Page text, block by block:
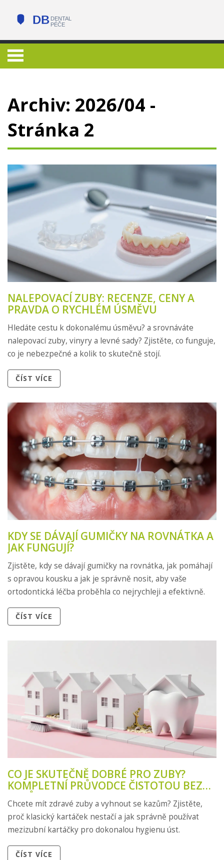
Archiv: 2026/04 -
Stránka 2
NALEPOVACÍ ZUBY: RECENZE, CENY A
PRAVDA O RYCHLÉM ÚSMĚVU
Hledáte cestu k dokonalému úsměvu? a srovnáváte
nalepovací zuby, vinyry a levné sady? Zjistěte, co funguje,
co je nebezpečné a kolik to skutečně stojí.
ČÍST VÍCE
KDY SE DÁVAJÍ GUMIČKY NA ROVNÁTKA A
JAK FUNGUJÍ?
Zjistěte, kdy se dávají gumičky na rovnátka, jak pomáhají
s opravou kousku a jak je správně nosit, aby vaše
ortodontická léčba proběhla co nejrychleji a efektivně.
ČÍST VÍCE
CO JE SKUTEČNĚ DOBRÉ PRO ZUBY?
KOMPLETNÍ PRŮVODCE ČISTOTOU BEZ
KAZŮ
Chcete mít zdravé zuby a vyhnout se kazům? Zjistěte,
proč klasický kartáček nestačí a jak správně používat
mezizubní kartáčky pro dokonalou hygienu úst.
ČÍST VÍCE